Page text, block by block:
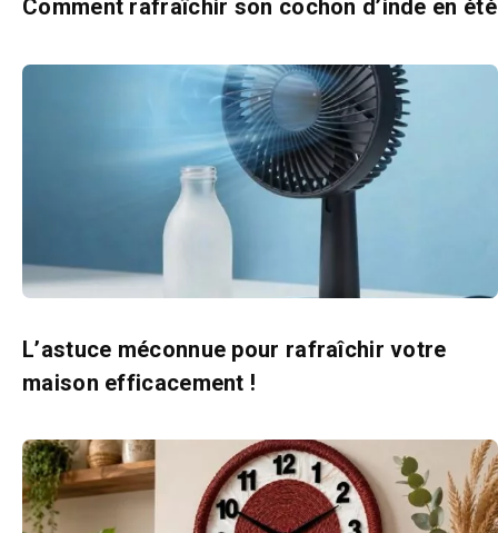
Comment rafraîchir son cochon d’inde en été
L’astuce méconnue pour rafraîchir votre
maison efficacement !